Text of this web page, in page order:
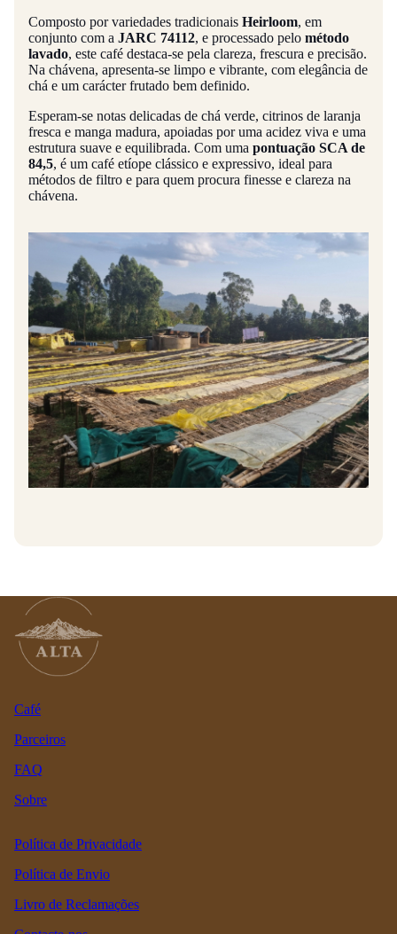
Composto por variedades tradicionais Heirloom, em
conjunto com a JARC 74112, e processado pelo método
lavado, este café destaca-se pela clareza, frescura e precisão.
Na chávena, apresenta-se limpo e vibrante, com elegância de
chá e um carácter frutado bem definido.
Esperam-se notas delicadas de chá verde, citrinos de laranja
fresca e manga madura, apoiadas por uma acidez viva e uma
estrutura suave e equilibrada. Com uma pontuação SCA de
84,5, é um café etíope clássico e expressivo, ideal para
métodos de filtro e para quem procura finesse e clareza na
chávena.
Café
Parceiros
FAQ
Sobre
Política de Privacidade
Política de Envio
Livro de Reclamações